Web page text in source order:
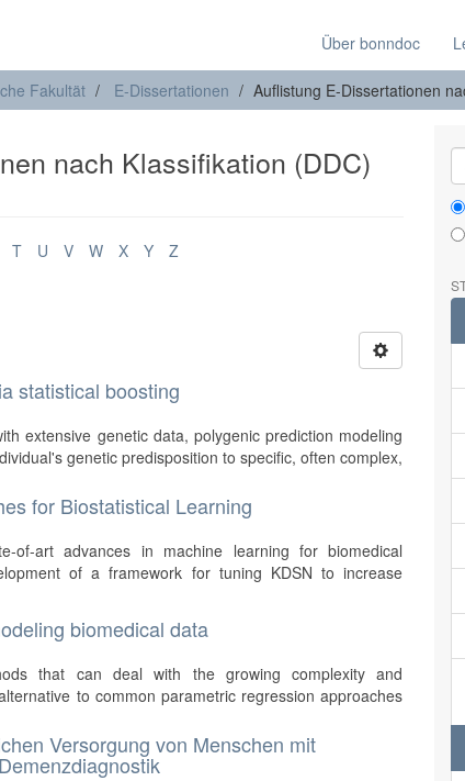
Über bonndoc
Fakultät E-Dissertationen Auflistung E-Dissertationen
nach Klassifikation (DDC)
T U V W X Y Z
statistical boosting
extensive genetic data, polygenic prediction modeling
genetic predisposition to specific, often complex,
for Biostatistical Learning
of-art advances in machine learning for biomedical
of a framework for tuning KDSN to increase
biomedical data
that can deal with the growing complexity and
to common parametric regression approaches
Versorgung von Menschen mit